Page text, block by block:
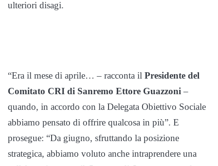
ulteriori disagi.
“Era il mese di aprile… – racconta il Presidente del
Comitato CRI di Sanremo Ettore Guazzoni –
quando, in accordo con la Delegata Obiettivo Sociale
abbiamo pensato di offrire qualcosa in più”. E
prosegue: “Da giugno, sfruttando la posizione
strategica, abbiamo voluto anche intraprendere una